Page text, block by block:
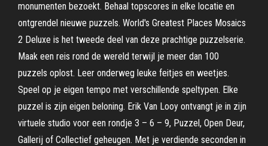
monumenten bezoekt. Behaal topscores in elke locatie en
ontgrendel nieuwe puzzels. World's Greatest Places Mosaics
2 Deluxe is het tweede deel van deze prachtige puzzelserie.
Maak een reis rond de wereld terwijl je meer dan 100
puzzels oplost. Leer onderweg leuke feitjes en weetjes.
Speel op je eigen tempo met verschillende speltypen. Elke
puzzel is zijn eigen beloning. Erik Van Looy ontvangt je in zijn
virtuele studio voor een rondje 3 – 6 – 9, Puzzel, Open Deur,
Gallerij of Collectief geheugen. Met je verdiende seconden in